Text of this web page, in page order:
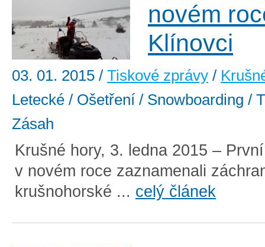
novém
Klínovci
03. 01. 2015 / Tiskové zprávy /
Letecké / Ošetření / Snowboarding /
Zásah
Krušné hory, 3. ledna 2015 –
v novém roce zaznamenali
krušnohorské ... celý článek